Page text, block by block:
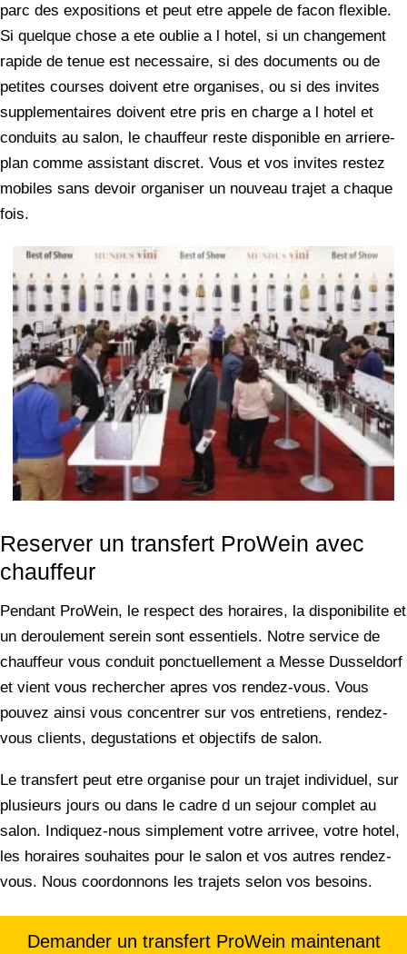
parc des expositions et peut etre appele de facon flexible.
Si quelque chose a ete oublie a l hotel, si un changement
rapide de tenue est necessaire, si des documents ou de
petites courses doivent etre organises, ou si des invites
supplementaires doivent etre pris en charge a l hotel et
conduits au salon, le chauffeur reste disponible en arriere-
plan comme assistant discret. Vous et vos invites restez
mobiles sans devoir organiser un nouveau trajet a chaque
fois.
Reserver un transfert ProWein avec
chauffeur
Pendant ProWein, le respect des horaires, la disponibilite et
un deroulement serein sont essentiels. Notre service de
chauffeur vous conduit ponctuellement a Messe Dusseldorf
et vient vous rechercher apres vos rendez-vous. Vous
pouvez ainsi vous concentrer sur vos entretiens, rendez-
vous clients, degustations et objectifs de salon.
Le transfert peut etre organise pour un trajet individuel, sur
plusieurs jours ou dans le cadre d un sejour complet au
salon. Indiquez-nous simplement votre arrivee, votre hotel,
les horaires souhaites pour le salon et vos autres rendez-
vous. Nous coordonnons les trajets selon vos besoins.
Demander un transfert ProWein maintenant